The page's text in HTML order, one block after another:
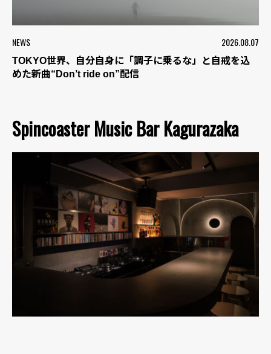
NEWS 2026.08.07
TOKYO世界、自分自身に「調子に乗るな」と自戒を込
めた新曲“Don’t ride on”配信
Spincoaster Music Bar Kagurazaka